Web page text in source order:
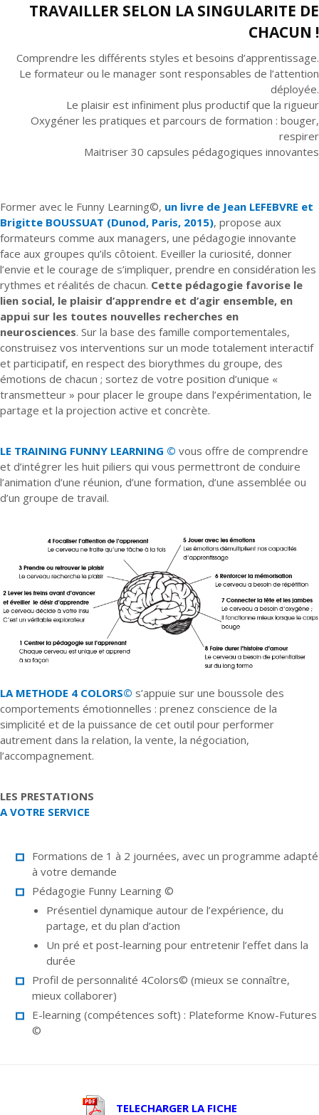
TRAVAILLER SELON LA SINGULARITE DE
CHACUN !
Comprendre les différents styles et besoins d’apprentissage.
Le formateur ou le manager sont responsables de l’attention
déployée.
Le plaisir est infiniment plus productif que la rigueur
Oxygéner les pratiques et parcours de formation : bouger,
respirer
Maitriser 30 capsules pédagogiques innovantes
Former avec le Funny Learning©, un livre de Jean LEFEBVRE et
Brigitte BOUSSUAT (Dunod, Paris, 2015), propose aux
formateurs comme aux managers, une pédagogie innovante
face aux groupes qu’ils côtoient. Eveiller la curiosité, donner
l’envie et le courage de s’impliquer, prendre en considération les
rythmes et réalités de chacun. Cette pédagogie favorise le
lien social, le plaisir d’apprendre et d’agir ensemble, en
appui sur les toutes nouvelles recherches en
neurosciences. Sur la base des famille comportementales,
construisez vos interventions sur un mode totalement interactif
et participatif, en respect des biorythmes du groupe, des
émotions de chacun ; sortez de votre position d’unique «
transmetteur » pour placer le groupe dans l’expérimentation, le
partage et la projection active et concrète.
LE TRAINING FUNNY LEARNING © vous offre de comprendre
et d’intégrer les huit piliers qui vous permettront de conduire
l’animation d’une réunion, d’une formation, d’une assemblée ou
d’un groupe de travail.
LA METHODE 4 COLORS© s’appuie sur une boussole des
comportements émotionnelles : prenez conscience de la
simplicité et de la puissance de cet outil pour performer
autrement dans la relation, la vente, la négociation,
l’accompagnement.
LES PRESTATIONS
A VOTRE SERVICE
Formations de 1 à 2 journées, avec un programme adapté
à votre demande
Pédagogie Funny Learning ©
Présentiel dynamique autour de l’expérience, du
partage, et du plan d’action
Un pré et post-learning pour entretenir l’effet dans la
durée
Profil de personnalité 4Colors© (mieux se connaître,
mieux collaborer)
E-learning (compétences soft) : Plateforme Know-Futures
©
TELECHARGER LA FICHE